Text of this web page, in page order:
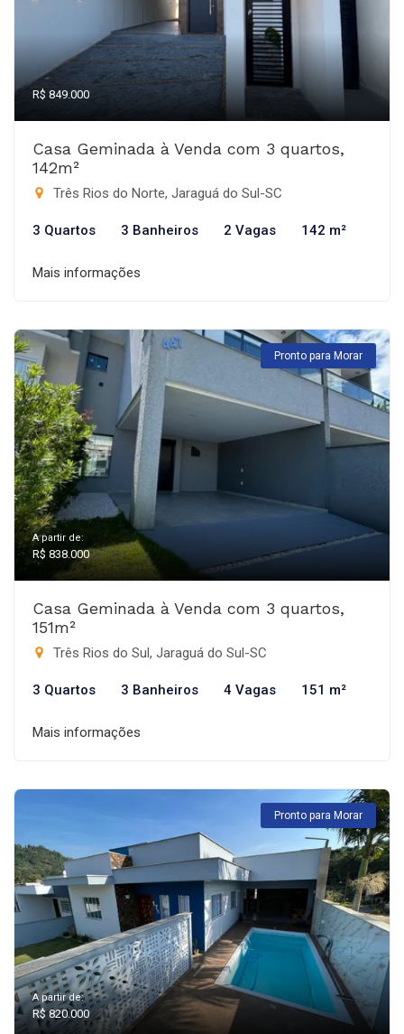
R$ 849.000
Casa Geminada à Venda com 3 quartos,
142m²
Três Rios do Norte, Jaraguá do Sul-SC
3 Quartos 3 Banheiros 2 Vagas 142 m²
Mais informações
Pronto para Morar
A partir de:
R$ 838.000
Casa Geminada à Venda com 3 quartos,
151m²
Três Rios do Sul, Jaraguá do Sul-SC
3 Quartos 3 Banheiros 4 Vagas 151 m²
Mais informações
Pronto para Morar
A partir de:
R$ 820.000